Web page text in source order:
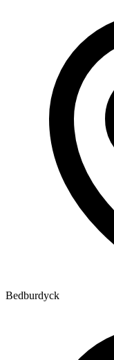
Bedburdyck